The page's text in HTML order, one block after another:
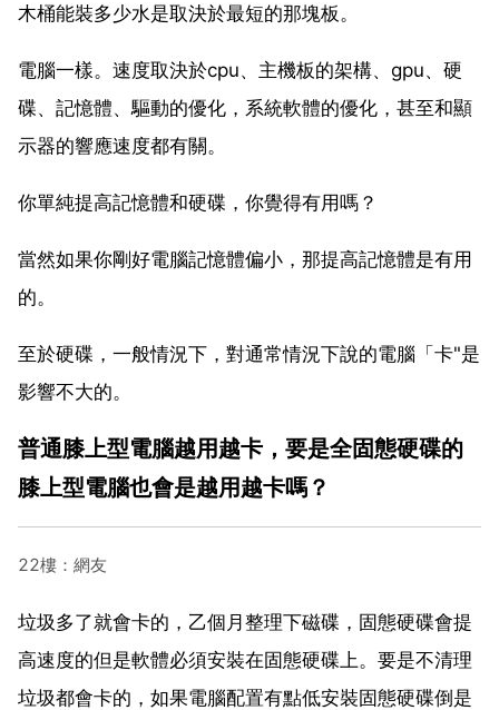
木桶能裝多少水是取決於最短的那塊板。
電腦一樣。速度取決於cpu、主機板的架構、gpu、硬
碟、記憶體、驅動的優化，系統軟體的優化，甚至和顯
示器的響應速度都有關。
你單純提高記憶體和硬碟，你覺得有用嗎？
當然如果你剛好電腦記憶體偏小，那提高記憶體是有用
的。
至於硬碟，一般情況下，對通常情況下說的電腦「卡"是
影響不大的。
普通膝上型電腦越用越卡，要是全固態硬碟的
膝上型電腦也會是越用越卡嗎？
22樓：網友
垃圾多了就會卡的，乙個月整理下磁碟，固態硬碟會提
高速度的但是軟體必須安裝在固態硬碟上。要是不清理
垃圾都會卡的，如果電腦配置有點低安裝固態硬碟倒是